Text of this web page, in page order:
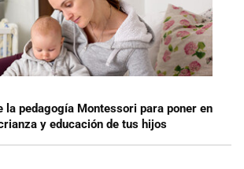
la pedagogía Montessori para poner en
y educación de tus hijos